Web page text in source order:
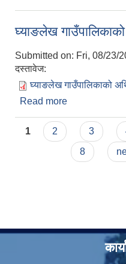
घ्याङलेख
Submitted on: Fri, 08/23/
दस्तावेज:
घ्याङलेख गाउँपालिकाको
Read more
Pages
1 2 3
8